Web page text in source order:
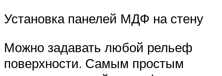
Установка панелей МДФ на стену
Можно задавать любой рельеф
поверхности. Самым простым